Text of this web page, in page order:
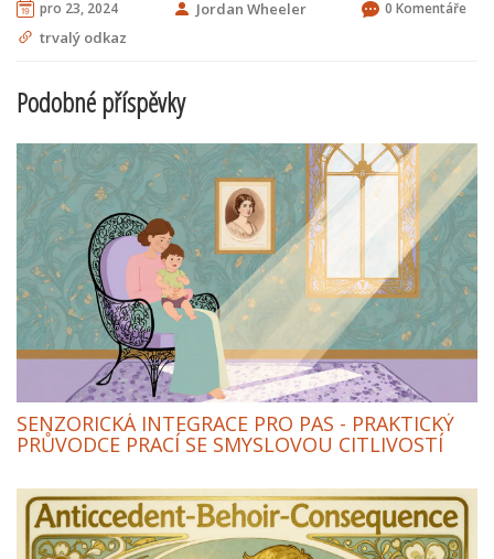
pro 23, 2024 Jordan Wheeler 0 Komentáře
trvalý odkaz
Podobné příspěvky
SENZORICKÁ INTEGRACE PRO PAS - PRAKTICKÝ
PRŮVODCE PRACÍ SE SMYSLOVOU CITLIVOSTÍ